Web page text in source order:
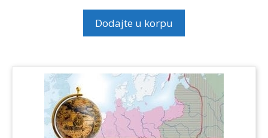
Dodajte u korpu